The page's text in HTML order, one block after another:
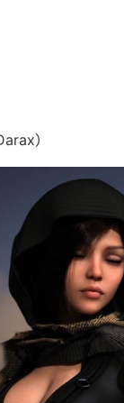
）